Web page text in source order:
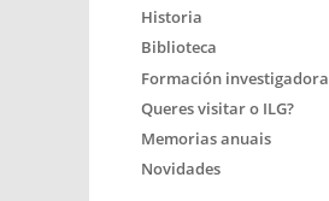
Historia
Biblioteca
Formación investigadora
Queres visitar o ILG?
Memorias anuais
Novidades